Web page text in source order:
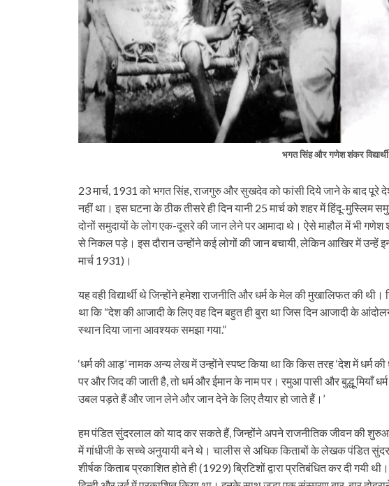
भगत सिंह और गणेश शंकर विद्यार्थी
23 मार्च, 1931 को भगत सिंह, राजगुरु और सुखदेव को फांसी दिये जाने के बाद
नहीं था। इस घटना के ठीक तीसरे ही दिन यानी 25 मार्च को शहर में हिंदू-मुस्लिम
दोनों समुदायों के लोग एक-दूसरे की जान लेने पर आमादा थे। ऐसे माहौल में भी गणेश
से निकल पड़े। इस दौरान उन्होंने कई लोगों की जान बचायी, लेकिन आखिर में उन्हें
मार्च 1931)।
यह वही विद्यार्थी थे जिन्होंने हमेशा राजनीति और धर्म के मेल की मुखालिफत की
था कि “देश की आजादी के लिए वह दिन बहुत ही बुरा था जिस दिन आजादी के
स्थान दिया जाना आवश्यक समझा गया.”
‘धर्म की आड़’ नामक अन्य लेख में उन्होंने स्पष्ट किया था कि किस तरह ‘देश में धर्म
पर और जिद की जाती है, तो धर्म और ईमान के नाम पर। रमुआ पासी और बुद्धू मियाँ
उबल पड़ते हैं और जान लेने और जान देने के लिए तैयार हो जाते हैं।’
हम पंडित सुंदरलाल को याद कर सकते हैं, जिन्होंने अपने राजनीतिक जीवन की शुरुआत
में गांधीजी के सच्चे अनुयायी बने थे। चालीस से अधिक किताबों के लेखक पंडित
शीर्षक किताब प्रकाशित होते ही (1929) ब्रिटिशों द्वारा प्रतिबंधित कर दी गयी